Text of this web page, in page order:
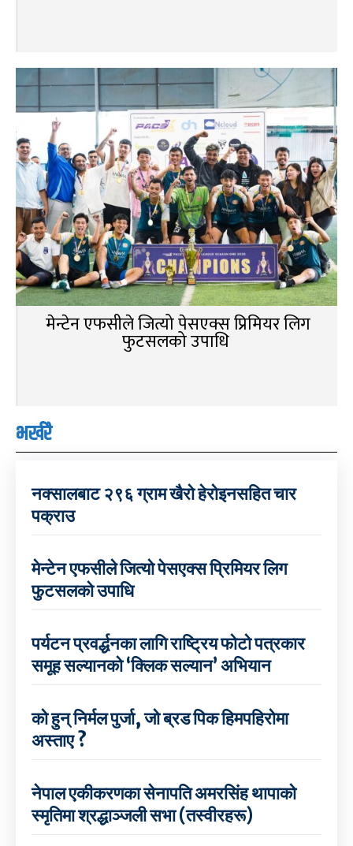
मेन्टेन एफसीले जित्यो पेसएक्स प्रिमियर लिग
फुटसलको उपाधि
भर्खरै
नक्सालबाट २९६ ग्राम खैरो हेरोइनसहित चार
पक्राउ
मेन्टेन एफसीले जित्यो पेसएक्स प्रिमियर लिग
फुटसलको उपाधि
पर्यटन प्रवर्द्धनका लागि राष्ट्रिय फोटो पत्रकार
समूह सल्यानको ‘क्लिक सल्यान’ अभियान
को हुन् निर्मल पुर्जा, जो ब्रड पिक हिमपहिरोमा
अस्ताए ?
नेपाल एकीकरणका सेनापति अमरसिंह थापाको
स्मृतिमा श्रद्धाञ्जली सभा (तस्वीरहरू)